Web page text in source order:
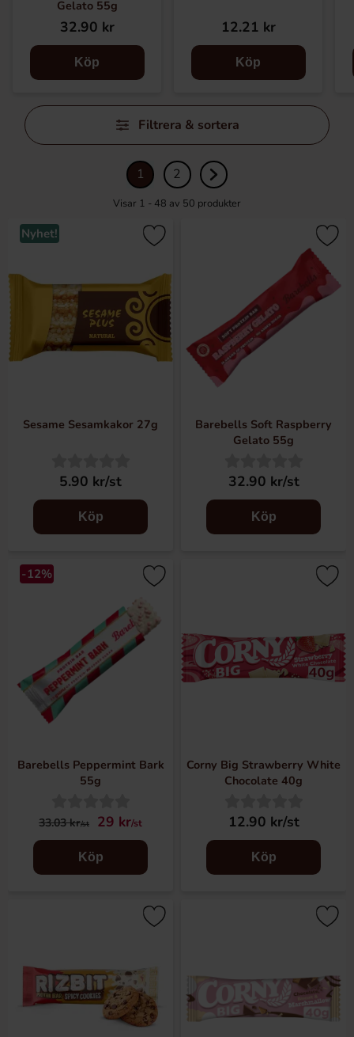
Gelato 55g
32.90 kr
Köp
12.21 kr
Köp
Hoppa
över
filtersektionen
Filtrera & sortera
1 2
Visar 1 - 48 av 50 produkter
Nyhet!
Sesame Sesamkakor 27g
5.90 kr/st
Köp
Barebells Soft Raspberry
Gelato 55g
32.90 kr/st
Köp
-12%
Barebells Peppermint Bark
55g
33.03 kr/st 29 kr/st
Köp
Corny Big Strawberry White
Chocolate 40g
12.90 kr/st
Köp